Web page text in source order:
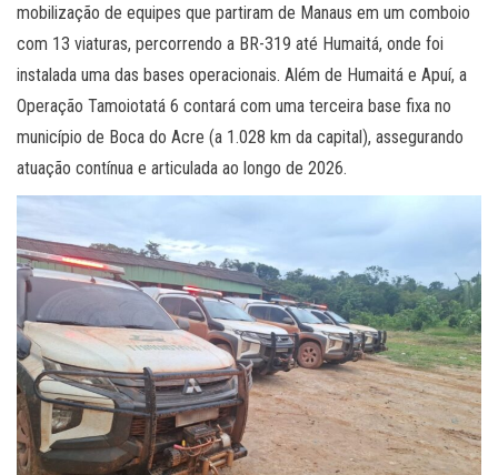
mobilização de equipes que partiram de Manaus em um comboio
com 13 viaturas, percorrendo a BR-319 até Humaitá, onde foi
instalada uma das bases operacionais. Além de Humaitá e Apuí, a
Operação Tamoiotatá 6 contará com uma terceira base fixa no
município de Boca do Acre (a 1.028 km da capital), assegurando
atuação contínua e articulada ao longo de 2026.